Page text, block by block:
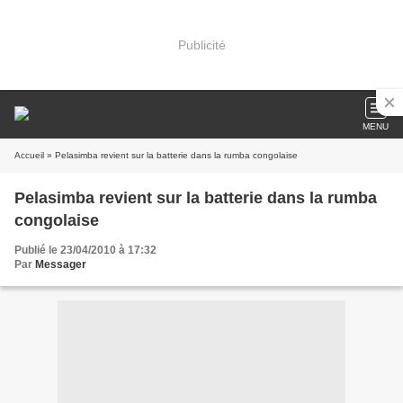
Publicité
MENU
Accueil » Pelasimba revient sur la batterie dans la rumba congolaise
Pelasimba revient sur la batterie dans la rumba
congolaise
Publié le 23/04/2010 à 17:32
Par Messager